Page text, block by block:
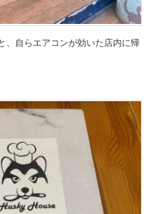
、自らエアコンが効いた店内に帰